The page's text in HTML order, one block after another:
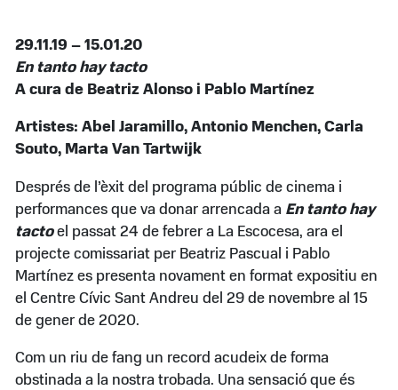
29.11.19 – 15.01.20
En tanto hay tacto
A cura de Beatriz Alonso i Pablo Martínez
Artistes: Abel Jaramillo, Antonio Menchen, Carla
Souto, Marta Van Tartwijk
Després de l’èxit del programa públic de cinema i
performances que va donar arrencada a En tanto hay
tactoel passat 24 de febrer a La Escocesa, ara el
projecte comissariat per Beatriz Pascual i Pablo
Martínez es presenta novament en format expositiu en
el Centre Cívic Sant Andreu del 29 de novembre al 15
de gener de 2020.
Com un riu de fang un record acudeix de forma
obstinada a la nostra trobada. Una sensació que és